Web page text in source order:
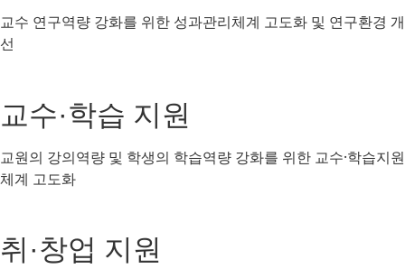
교수 연구역량 강화를 위한 성과관리체계 고도화 및 연구환경 개
선
교수·학습 지원
교원의 강의역량 및 학생의 학습역량 강화를 위한 교수·학습지원
체계 고도화​
취 ·창업 지원